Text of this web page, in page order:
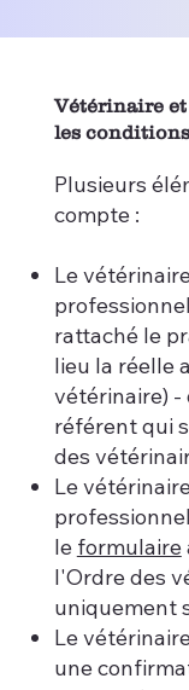
Vétérinaire
les
Plusieurs
compte :
Le
rattaché le
lieu la réelle
vétérinaire) -
référent qui
des
Le
le formulaire
l'Ordre des
uniquement
Le
une